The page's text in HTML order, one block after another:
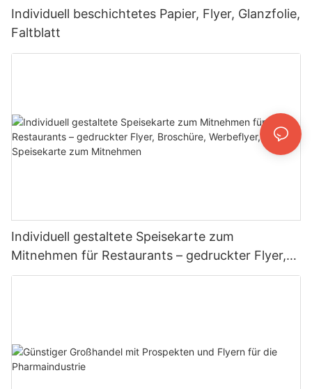
Individuell beschichtetes Papier, Flyer, Glanzfolie,
Faltblatt
Individuell gestaltete Speisekarte zum
Mitnehmen für Restaurants – gedruckter Flyer,
Broschüre, Werbeflyer, Speisekarte zum